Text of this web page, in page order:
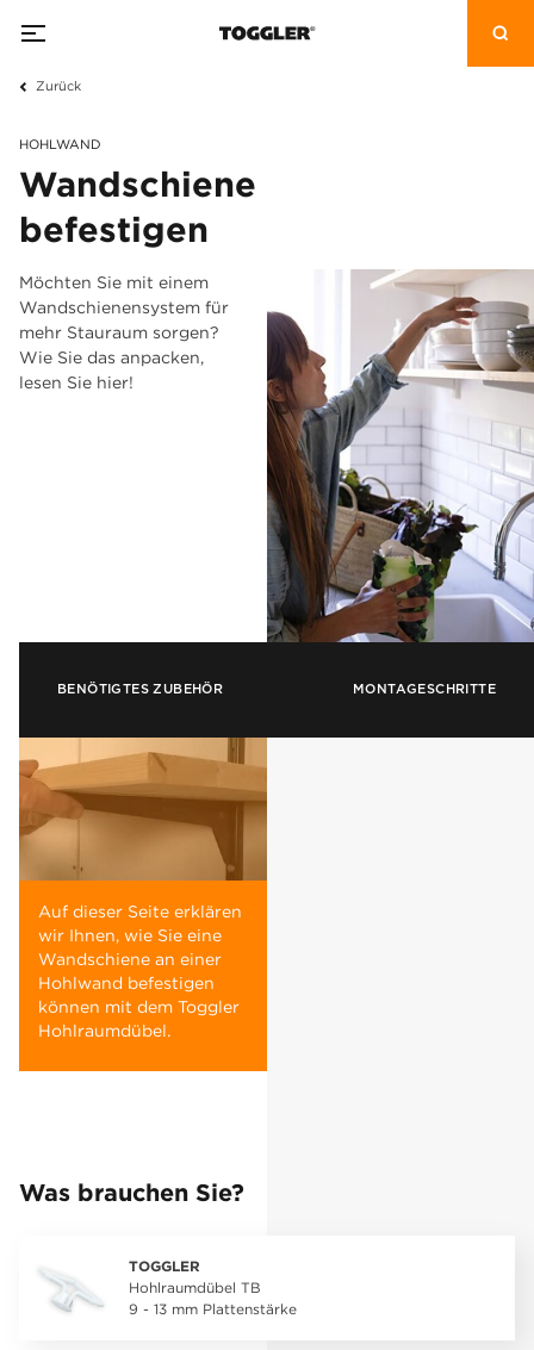
Zurück
HOHLWAND
Wandschiene
befestigen
Möchten Sie mit einem
Wandschienensystem für
mehr Stauraum sorgen?
Wie Sie das anpacken,
lesen Sie hier!
BENÖTIGTES ZUBEHÖR MONTAGESCHRITTE
Auf dieser Seite erklären
wir Ihnen, wie Sie eine
Wandschiene an einer
Hohlwand befestigen
können mit dem Toggler
Hohlraumdübel.
Was brauchen Sie?
TOGGLER
Hohlraumdübel TB
9 - 13 mm Plattenstärke